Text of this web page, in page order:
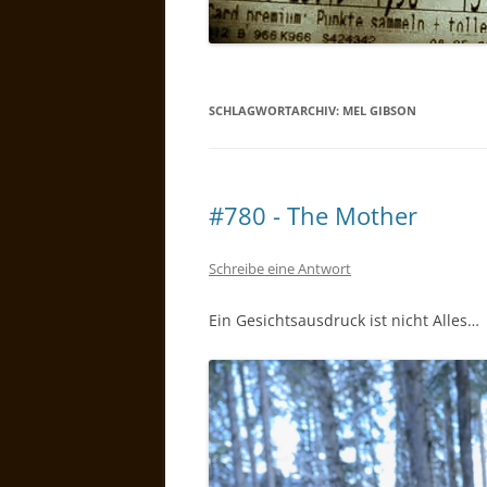
SCHLAGWORTARCHIV: MEL GIBSON
#780 - The Mother
Schreibe eine Antwort
Ein Gesichtsausdruck ist nicht Alles…